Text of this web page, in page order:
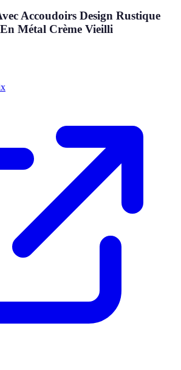
Accoudoirs Design Rustique
Métal Crème Vieilli